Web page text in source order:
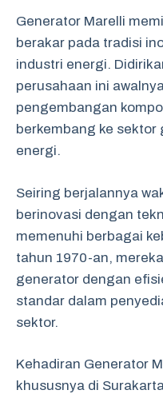
Generator Marelli
berakar pada tradisi
industri energi.
perusahaan ini
pengembangan
berkembang ke
energi.
Seiring berjalannya
berinovasi dengan
memenuhi berbagai
tahun 1970-an,
generator dengan
standar dalam
sektor.
Kehadiran Generator
khususnya di